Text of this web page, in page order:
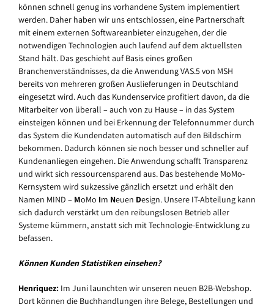
können schnell genug ins vorhandene System implementiert
werden. Daher haben wir uns entschlossen, eine Partnerschaft
mit einem externen Softwareanbieter einzugehen, der die
notwendigen Technologien auch laufend auf dem aktuellsten
Stand hält. Das geschieht auf Basis eines großen
Branchenverständnisses, da die Anwendung VAS.5 von MSH
bereits von mehreren großen Auslieferungen in Deutschland
eingesetzt wird. Auch das Kundenservice profitiert davon, da die
Mitarbeiter von überall – auch von zu Hause – in das System
einsteigen können und bei Erkennung der Telefonnummer durch
das System die Kundendaten automatisch auf den Bildschirm
bekommen. Dadurch können sie noch besser und schneller auf
Kundenanliegen eingehen. Die Anwendung schafft Transparenz
und wirkt sich ressourcensparend aus. Das bestehende MoMo-
Kernsystem wird sukzessive gänzlich ersetzt und erhält den
Namen MIND – MoMo Im Neuen Design. Unsere IT-Abteilung kann
sich dadurch verstärkt um den reibungslosen Betrieb aller
Systeme kümmern, anstatt sich mit Technologie-Entwicklung zu
befassen.
Können Kunden Statistiken einsehen?
Henriquez: Im Juni launchten wir unseren neuen B2B-Webshop.
Dort können die Buchhandlungen ihre Belege, Bestellungen und